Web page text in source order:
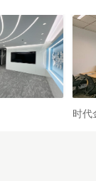
时代